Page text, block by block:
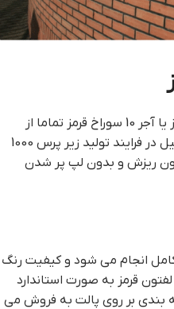
قيمت آجر لفتون قرمز آجر لفتون قرمز یا آجر 10 سوراخ قرمز تماما از
خاک شیل تولید شده است. خاک شیل در فرایند تولید زیر پرس 1000
ریزش و بدون لپ پر شدن
انجام می شود و کیفیت رنگ
قرمز به صورت استاندارد
بندی بر روی پالت به فروش می